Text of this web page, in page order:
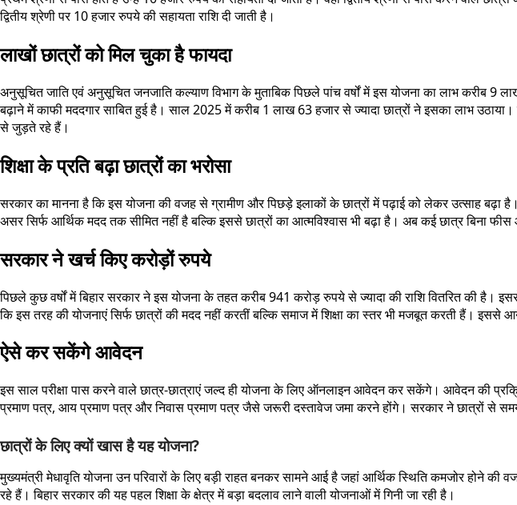
द्वितीय श्रेणी पर 10 हजार रुपये की सहायता राशि दी जाती है।
लाखों छात्रों को मिल चुका है फायदा
अनुसूचित जाति एवं अनुसूचित जनजाति कल्याण विभाग के मुताबिक पिछले पांच वर्षों में इस योजना का लाभ करीब 9
बढ़ाने में काफी मददगार साबित हुई है। साल 2025 में करीब 1 लाख 63 हजार से ज्यादा छात्रों ने इसका लाभ
से जुड़ते रहे हैं।
शिक्षा के प्रति बढ़ा छात्रों का भरोसा
सरकार का मानना है कि इस योजना की वजह से ग्रामीण और पिछड़े इलाकों के छात्रों में पढ़ाई को लेकर उत्साह
असर सिर्फ आर्थिक मदद तक सीमित नहीं है बल्कि इससे छात्रों का आत्मविश्वास भी बढ़ा है। अब कई छात्र बिना
सरकार ने खर्च किए करोड़ों रुपये
पिछले कुछ वर्षों में बिहार सरकार ने इस योजना के तहत करीब 941 करोड़ रुपये से ज्यादा की राशि वितरित की है।
कि इस तरह की योजनाएं सिर्फ छात्रों की मदद नहीं करतीं बल्कि समाज में शिक्षा का स्तर भी मजबूत करती हैं। इससे
ऐसे कर सकेंगे आवेदन
इस साल परीक्षा पास करने वाले छात्र-छात्राएं जल्द ही योजना के लिए ऑनलाइन आवेदन कर सकेंगे। आवेदन की
प्रमाण पत्र, आय प्रमाण पत्र और निवास प्रमाण पत्र जैसे जरूरी दस्तावेज जमा करने होंगे। सरकार ने छात्रों से
छात्रों के लिए क्यों खास है यह योजना?
मुख्यमंत्री मेधावृति योजना उन परिवारों के लिए बड़ी राहत बनकर सामने आई है जहां आर्थिक स्थिति कमजोर होने
रहे हैं। बिहार सरकार की यह पहल शिक्षा के क्षेत्र में बड़ा बदलाव लाने वाली योजनाओं में गिनी जा रही है।